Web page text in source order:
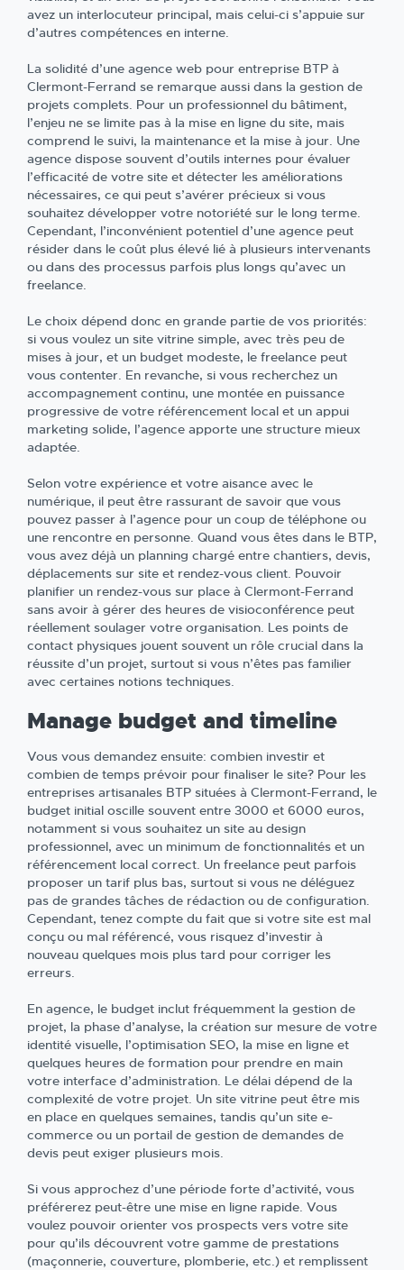
avez un interlocuteur principal, mais celui-ci s’appuie sur
d’autres compétences en interne.
La solidité d’une agence web pour entreprise BTP à
Clermont-Ferrand se remarque aussi dans la gestion de
projets complets. Pour un professionnel du bâtiment,
l’enjeu ne se limite pas à la mise en ligne du site, mais
comprend le suivi, la maintenance et la mise à jour. Une
agence dispose souvent d’outils internes pour évaluer
l’efficacité de votre site et détecter les améliorations
nécessaires, ce qui peut s’avérer précieux si vous
souhaitez développer votre notoriété sur le long terme.
Cependant, l’inconvénient potentiel d’une agence peut
résider dans le coût plus élevé lié à plusieurs intervenants
ou dans des processus parfois plus longs qu’avec un
freelance.
Le choix dépend donc en grande partie de vos priorités:
si vous voulez un site vitrine simple, avec très peu de
mises à jour, et un budget modeste, le freelance peut
vous contenter. En revanche, si vous recherchez un
accompagnement continu, une montée en puissance
progressive de votre référencement local et un appui
marketing solide, l’agence apporte une structure mieux
adaptée.
Selon votre expérience et votre aisance avec le
numérique, il peut être rassurant de savoir que vous
pouvez passer à l’agence pour un coup de téléphone ou
une rencontre en personne. Quand vous êtes dans le BTP,
vous avez déjà un planning chargé entre chantiers, devis,
déplacements sur site et rendez-vous client. Pouvoir
planifier un rendez-vous sur place à Clermont-Ferrand
sans avoir à gérer des heures de visioconférence peut
réellement soulager votre organisation. Les points de
contact physiques jouent souvent un rôle crucial dans la
réussite d’un projet, surtout si vous n’êtes pas familier
avec certaines notions techniques.
Manage budget and timeline
Vous vous demandez ensuite: combien investir et
combien de temps prévoir pour finaliser le site? Pour les
entreprises artisanales BTP situées à Clermont-Ferrand, le
budget initial oscille souvent entre 3000 et 6000 euros,
notamment si vous souhaitez un site au design
professionnel, avec un minimum de fonctionnalités et un
référencement local correct. Un freelance peut parfois
proposer un tarif plus bas, surtout si vous ne déléguez
pas de grandes tâches de rédaction ou de configuration.
Cependant, tenez compte du fait que si votre site est mal
conçu ou mal référencé, vous risquez d’investir à
nouveau quelques mois plus tard pour corriger les
erreurs.
En agence, le budget inclut fréquemment la gestion de
projet, la phase d’analyse, la création sur mesure de votre
identité visuelle, l’optimisation SEO, la mise en ligne et
quelques heures de formation pour prendre en main
votre interface d’administration. Le délai dépend de la
complexité de votre projet. Un site vitrine peut être mis
en place en quelques semaines, tandis qu’un site e-
commerce ou un portail de gestion de demandes de
devis peut exiger plusieurs mois.
Si vous approchez d’une période forte d’activité, vous
préférerez peut-être une mise en ligne rapide. Vous
voulez pouvoir orienter vos prospects vers votre site
pour qu’ils découvrent votre gamme de prestations
(maçonnerie, couverture, plomberie, etc.) et remplissent